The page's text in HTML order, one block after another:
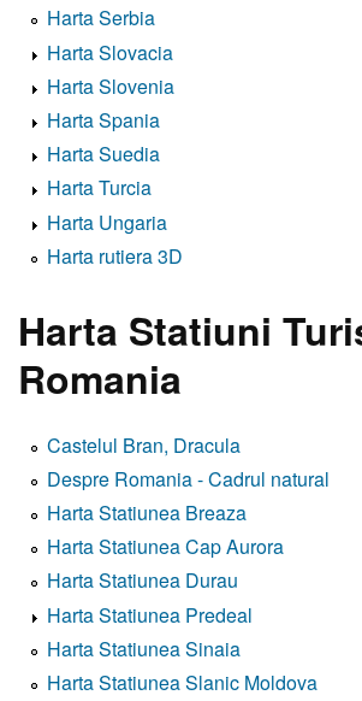
Harta Serbia
Harta Slovacia
Harta Slovenia
Harta Spania
Harta Suedia
Harta Turcia
Harta Ungaria
Harta rutiera 3D
Harta Statiuni
Romania
Castelul Bran, Dracula
Despre Romania - Cadrul natural
Harta Statiunea Breaza
Harta Statiunea Cap Aurora
Harta Statiunea Durau
Harta Statiunea Predeal
Harta Statiunea Sinaia
Harta Statiunea Slanic Moldova